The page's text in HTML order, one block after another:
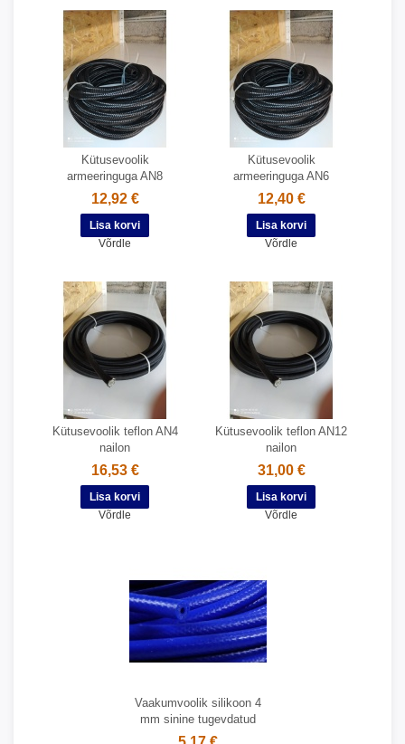
Kütusevoolik
armeeringuga AN8
12,92 €
Võrdle
Kütusevoolik
armeeringuga AN6
12,40 €
Võrdle
Kütusevoolik teflon AN4
nailon
16,53 €
Võrdle
Kütusevoolik teflon AN12
nailon
31,00 €
Võrdle
Vaakumvoolik silikoon 4
mm sinine tugevdatud